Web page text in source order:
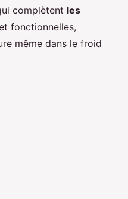
complètent les
fonctionnelles,
même dans le froid